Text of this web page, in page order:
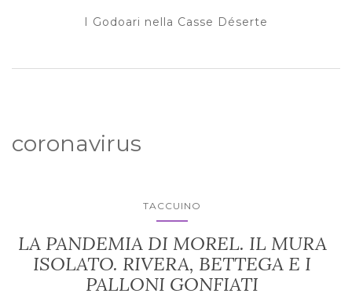
I Godoari nella Casse Déserte
coronavirus
TACCUINO
LA PANDEMIA DI MOREL. IL MURA
ISOLATO. RIVERA, BETTEGA E I
PALLONI GONFIATI